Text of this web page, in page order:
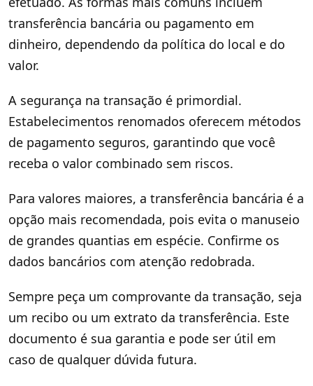
transferência bancária ou pagamento em
dinheiro, dependendo da política do local e do
valor.
A segurança na transação é primordial.
Estabelecimentos renomados oferecem métodos
de pagamento seguros, garantindo que você
receba o valor combinado sem riscos.
Para valores maiores, a transferência bancária é a
opção mais recomendada, pois evita o manuseio
de grandes quantias em espécie. Confirme os
dados bancários com atenção redobrada.
Sempre peça um comprovante da transação, seja
um recibo ou um extrato da transferência. Este
documento é sua garantia e pode ser útil em
caso de qualquer dúvida futura.